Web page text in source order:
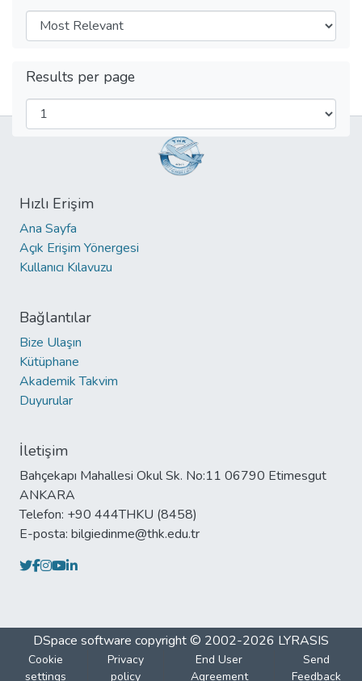
Results per page
Hızlı Erişim
Ana Sayfa
Açık Erişim Yönergesi
Kullanıcı Kılavuzu
Bağlantılar
Bize Ulaşın
Kütüphane
Akademik Takvim
Duyurular
İletişim
Bahçekapı Mahallesi Okul Sk. No:11 06790 Etimesgut
ANKARA
Telefon: +90 444THKU (8458)
E-posta: bilgiedinme@thk.edu.tr
DSpace software copyright © 2002-2026 LYRASIS
Cookie
settings
Privacy
policy
End User
Agreement
Send
Feedback